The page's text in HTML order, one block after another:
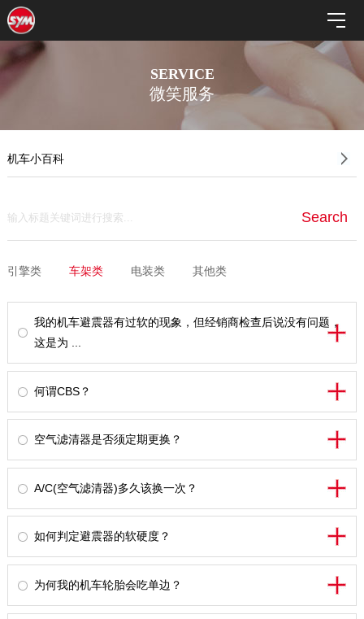
SERVICE
微笑服务
机车小百科
引擎类 车架类 电装类 其他类
我的机车避震器有过软的现象，但经销商检查后说没有问题，
这是为 ...
何谓CBS？
空气滤清器是否须定期更换？
A/C(空气滤清器)多久该换一次？
如何判定避震器的软硬度？
为何我的机车轮胎会吃单边？